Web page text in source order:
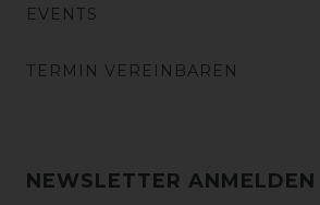
EVENTS
TERMIN VEREINBAREN
NEWSLETTER ANMELDEN